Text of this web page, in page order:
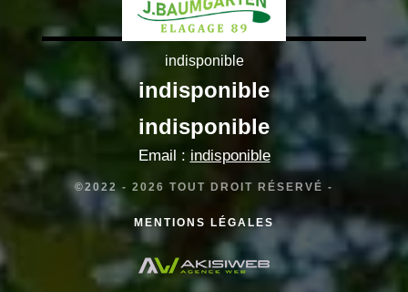
indisponible
indisponible
indisponible
Email : indisponible
©2022 - 2026 TOUT DROIT RÉSERVÉ -
MENTIONS LÉGALES